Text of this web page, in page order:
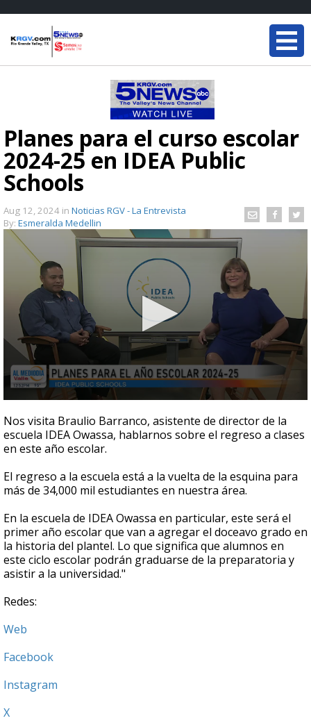
Planes para el curso escolar
2024-25 en IDEA Public
Schools
Aug 12, 2024 in Noticias RGV - La Entrevista
By: Esmeralda Medellin
seconds
of
4
minutes,
seconds
Nos visita Braulio Barranco, asistente de director de la
escuela IDEA Owassa, hablarnos sobre el regreso a clases
en este año escolar.
El regreso a la escuela está a la vuelta de la esquina para
más de 34,000 mil estudiantes en nuestra área.
En la escuela de IDEA Owassa en particular, este será el
primer año escolar que van a agregar el doceavo grado en
la historia del plantel. Lo que significa que alumnos en
este ciclo escolar podrán graduarse de la preparatoria y
asistir a la universidad."
Redes:
Web
Facebook
Instagram
X